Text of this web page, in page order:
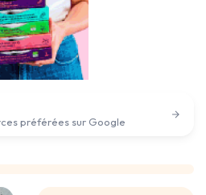
préférées sur Google